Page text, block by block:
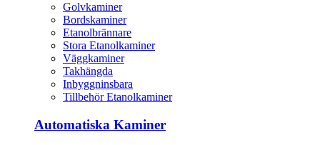
Golvkaminer
Bordskaminer
Etanolbrännare
Stora Etanolkaminer
Väggkaminer
Takhängda
Inbyggninsbara
Tillbehör Etanolkaminer
Automatiska Kaminer